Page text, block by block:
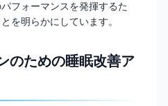
フォーマンスを発揮するた
を明らかにしています。
のための睡眠改善ア